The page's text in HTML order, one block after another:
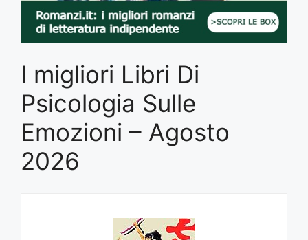
I migliori Libri Di
Psicologia Sulle
Emozioni – Agosto
2026